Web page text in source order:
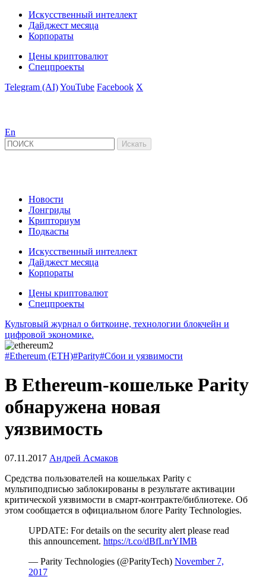
Искусственный интеллект
Дайджест месяца
Корпораты
Цены криптовалют
Спецпроекты
Telegram (AI)YouTube Facebook X
En
Новости
Лонгриды
Крипториум
Подкасты
Искусственный интеллект
Дайджест месяца
Корпораты
Цены криптовалют
Спецпроекты
Культовый журнал о биткоине, технологии блокчейн и
цифровой экономике.
#Ethereum (ETH)#Parity#Сбои и уязвимости
В Ethereum-кошельке Parity
обнаружена новая
уязвимость
07.11.2017 Андрей Асмаков
Средства пользователей на кошельках Parity с
мультиподписью заблокированы в результате активации
критической уязвимости в смарт-контракте/библиотеке. Об
этом сообщается в официальном блоге Parity Technologies.
UPDATE: For details on the security alert please read
this announcement. https://t.co/dBfLnrYIMB
— Parity Technologies (@ParityTech) November 7,
2017